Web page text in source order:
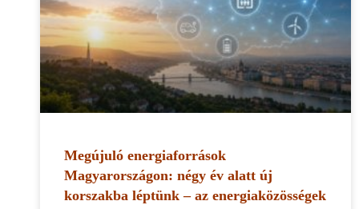
Megújuló energiaforrások
Magyarországon: négy év alatt új
korszakba léptünk – az energiaközösségek